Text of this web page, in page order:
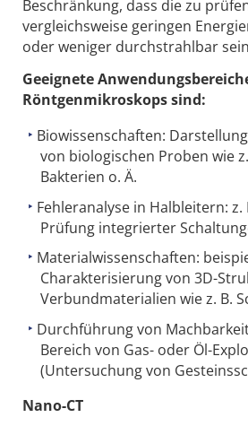
Beschränkung, dass die zu
vergleichsweise geringen
oder weniger durchstrahlbar
Geeignete
Röntgenmikroskops sind:
Biowissenschaften:
von biologischen Proben wie
Bakterien o. Ä.
Fehleranalyse in Halbleitern:
Prüfung integrierter
Materialwissenschaften:
Charakterisierung von 3D-
Verbundmaterialien wie z. B.
Durchführung von
Bereich von Gas- oder Öl-
(Untersuchung von
Nano-CT